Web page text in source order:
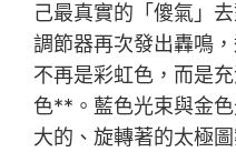
己最真實的「傻氣」
調節器再次發出轟鳴
不再是彩虹色，而是
色**。藍色光束與金
大的、旋轉著的太極